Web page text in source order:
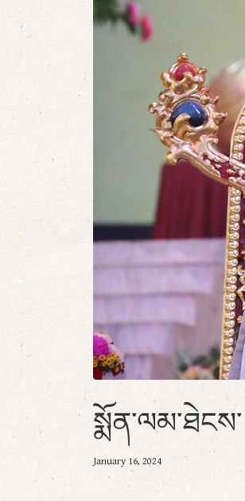
January 16, 2024